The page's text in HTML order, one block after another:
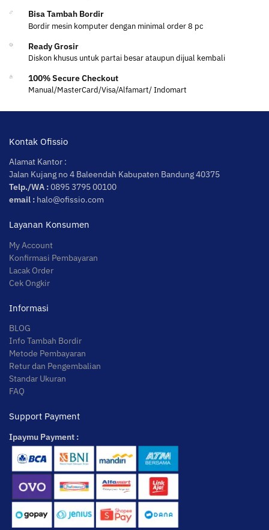
Bisa Tambah Bordir
Bordir mesin komputer dengan minimal order 8 pc
Ready Grosir
Diskon khusus untuk partai besar ataupun dijual kembali
100% Secure Checkout
Manual/MasterCard/Visa/Alfamart/ Indomart
Kontak Ofissio
Alamat Kantor :
Jalan Kujang no 4 Baleendah Kabupaten Bandung 40375
Telp./WA :0895 3795 00100
email : halo@ofissio.com
Layanan Konsumen
My Account
Konfirmasi Pembayaran
Lacak Order
Cek Ongkir
Informasi
BLOG
Info Tambah Bordir
Metode Pembayaran
Retur dan Pengembalian
Standar Ukuran
FAQ
Support Payment
Ipaymu Payment :